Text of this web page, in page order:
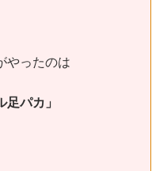
やったのは
パカ」